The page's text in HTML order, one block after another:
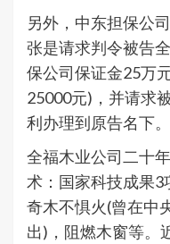
另外，中东担保公
张是请求判令被告
保公司保证金25万
25000元)，并请求
利办理到原告名下。
全福木业公司二十
术：国家科技成果3
奇木不惧火(曾在中
出)，阻燃木窗等。